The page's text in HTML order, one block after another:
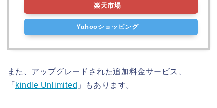
楽天市場
Yahooショッピング
また、アップグレードされた追加料金サービス、
「 kindle Unlimited 」もあります。